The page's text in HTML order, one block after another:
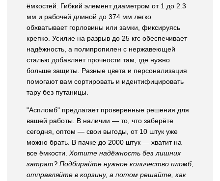
ёмкостей. Гибкий элемент диаметром от 1 до 2.3
мм и рабочей длиной до 374 мм легко
обхватывает горловины или замки, фиксируясь
крепко. Усилие на разрыв до 25 кгс обеспечивает
надёжность, а полипропилен с нержавеющей
сталью добавляет прочности там, где нужно
больше защиты. Разные цвета и персонализация
помогают вам сортировать и идентифицировать
тару без путаницы.
"Аспломб" предлагает проверенные решения для
вашей работы. В наличии — то, что заберёте
сегодня, оптом — свои выгоды, от 10 штук уже
можно брать. В пачке до 2000 штук — хватит на
все ёмкости. Хотите надёжность без лишних
затрат? Подбирайте нужное количество пломб,
отправляйте в корзину, а потом решайте, как